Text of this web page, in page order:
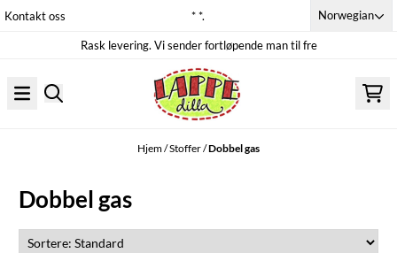
Hopp til innhold
Kontakt oss * *. Norwegian
Rask levering. Vi sender fortløpende man til fre
Hjem/Stoffer/Dobbel gas
Dobbel gas